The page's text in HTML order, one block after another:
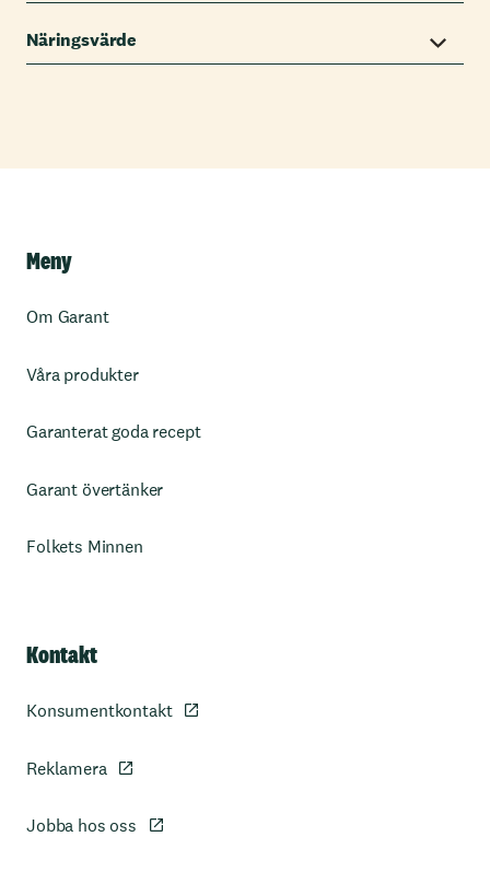
Näringsvärde
Meny
Om Garant
Våra produkter
Garanterat goda recept
Garant övertänker
Folkets Minnen
Kontakt
Konsumentkontakt
Reklamera
Jobba hos oss